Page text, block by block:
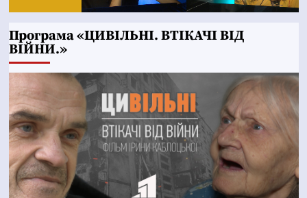
Програма «ЦИВІЛЬНІ. ВТІКАЧІ ВІД
ВІЙНИ.»